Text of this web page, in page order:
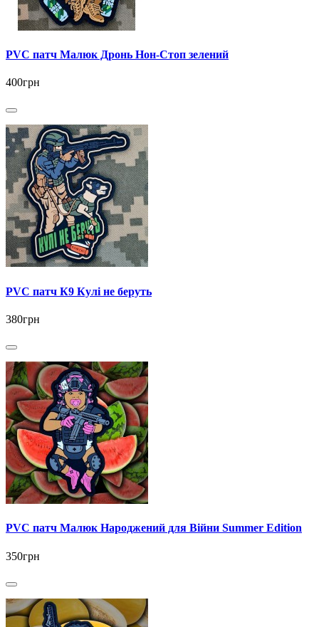
PVC патч Малюк Дронь Нон-Стоп зелений
400грн
PVC патч К9 Кулі не беруть
380грн
PVC патч Малюк Народжений для Війни Summer Edition
350грн